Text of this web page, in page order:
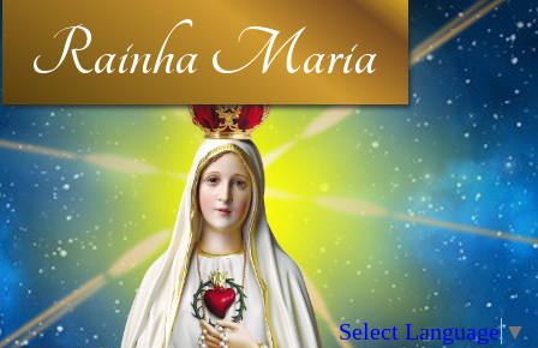
Rainha Maria
Select Language▼